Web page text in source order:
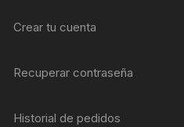
Crear tu cuenta
Recuperar contraseña
Historial de pedidos